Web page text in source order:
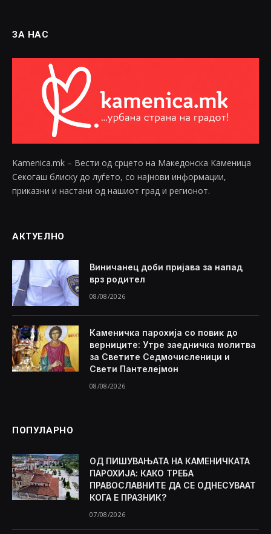
ЗА НАС
Kamenica.mk – Вести од срцето на Македонска Каменица
Секогаш блиску до луѓето, со најнови информации,
приказни и настани од нашиот град и регионот.
АКТУЕЛНО
Виничанец доби пријава за напад
врз родител
08/08/2026
Каменичка парохија со повик до
верниците: Утре заедничка молитва
за Светите Седмочисленици и
Свети Пантелејмон
08/08/2026
ПОПУЛАРНО
ОД ПИШУВАЊАТА НА КАМЕНИЧКАТА
ПАРОХИЈА: КАКО ТРЕБА
ПРАВОСЛАВНИТЕ ДА СЕ ОДНЕСУВААТ
КОГА Е ПРАЗНИК?
07/08/2026